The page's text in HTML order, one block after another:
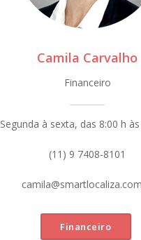
Camila Carvalho
Financeiro
Segunda à sexta, das 8:00 h
(11) 9 7408-8101
Financeiro